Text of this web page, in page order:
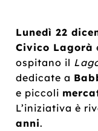
Lunedì 22
Civico Lagorà
ospitano il
dedicate a
e piccoli
L’iniziativa è
anni.